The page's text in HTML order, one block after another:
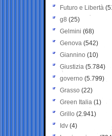
Futuro e Libertà
g8 (25)
Gelmini (68)
Genova (542)
Giannino (10)
Giustizia (5.784)
governo (5.799)
Grasso (22)
Green Italia (1)
Grillo (2.941)
Idv (4)